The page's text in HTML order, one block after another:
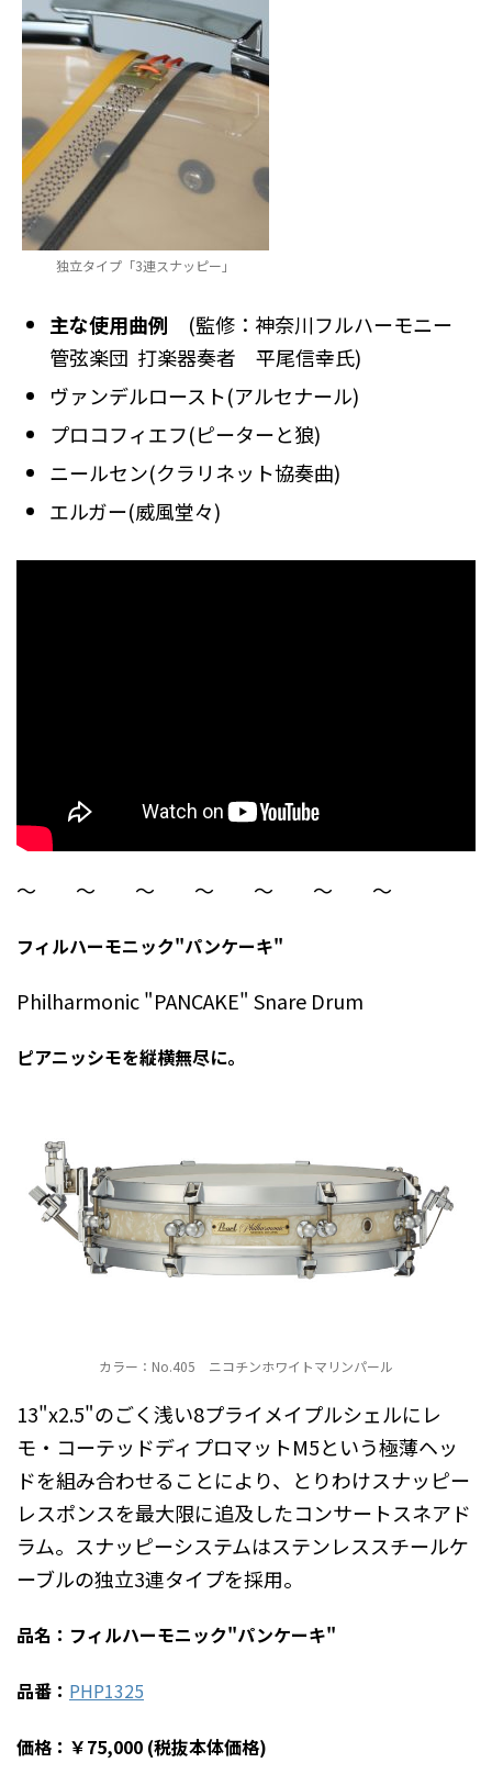
独立タイプ「3連スナッピー」
主な使用曲例 (監修：神奈川フルハーモニー
管弦楽団 打楽器奏者 平尾信幸氏)
ヴァンデルロースト(アルセナール)
プロコフィエフ(ピーターと狼)
ニールセン(クラリネット協奏曲)
エルガー(威風堂々)
〜 〜 〜 〜 〜 〜 〜
フィルハーモニック"パンケーキ"
Philharmonic "PANCAKE" Snare Drum
ピアニッシモを縦横無尽に。
カラー：No.405 ニコチンホワイトマリンパール
13"x2.5"のごく浅い8プライメイプルシェルにレ
モ・コーテッドディプロマットM5という極薄ヘッ
ドを組み合わせることにより、とりわけスナッピー
レスポンスを最大限に追及したコンサートスネアド
ラム。スナッピーシステムはステンレススチールケ
ーブルの独立3連タイプを採用。
品名：フィルハーモニック"パンケーキ"
品番： PHP1325
価格：￥75,000 (税抜本体価格)